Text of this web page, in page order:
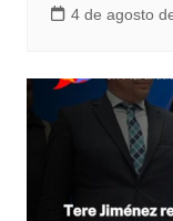
4 de agosto